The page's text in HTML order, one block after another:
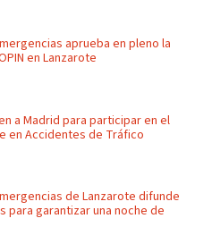
aprueba en pleno la
en Lanzarote
a Madrid para participar en el
en Accidentes de Tráfico
de Lanzarote difunde
para garantizar una noche de